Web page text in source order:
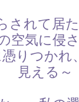
されて居
空気に侵
りつか
見える～